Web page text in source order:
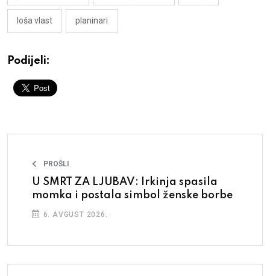
loša vlast planinari
Podijeli:
PROŠLI
U SMRT ZA LJUBAV: Irkinja spasila
momka i postala simbol ženske borbe
6. AVGUST 2026.